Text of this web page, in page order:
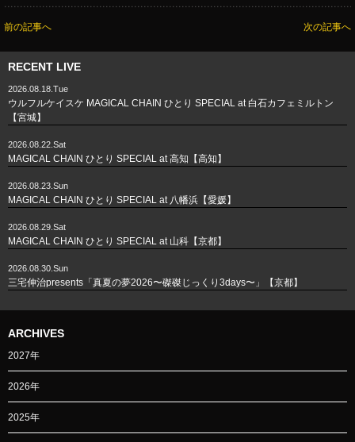
前の記事へ 次の記事へ
RECENT LIVE
2026.08.18.Tue
ウルフルケイスケ MAGICAL CHAIN ひとり SPECIAL at 白石カフェミルトン
【宮城】
2026.08.22.Sat
MAGICAL CHAIN ひとり SPECIAL at 高知【高知】
2026.08.23.Sun
MAGICAL CHAIN ひとり SPECIAL at 八幡浜【愛媛】
2026.08.29.Sat
MAGICAL CHAIN ひとり SPECIAL at 山科【京都】
2026.08.30.Sun
三宅伸治presents「真夏の夢2026〜磔磔じっくり3days〜」【京都】
ARCHIVES
2027年
2026年
2025年